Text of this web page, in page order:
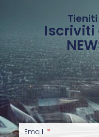
Iscriviti
Email